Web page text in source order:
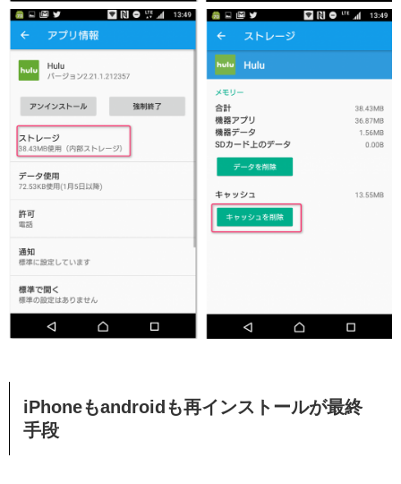
iPhoneもandroidも再インストールが最終
手段